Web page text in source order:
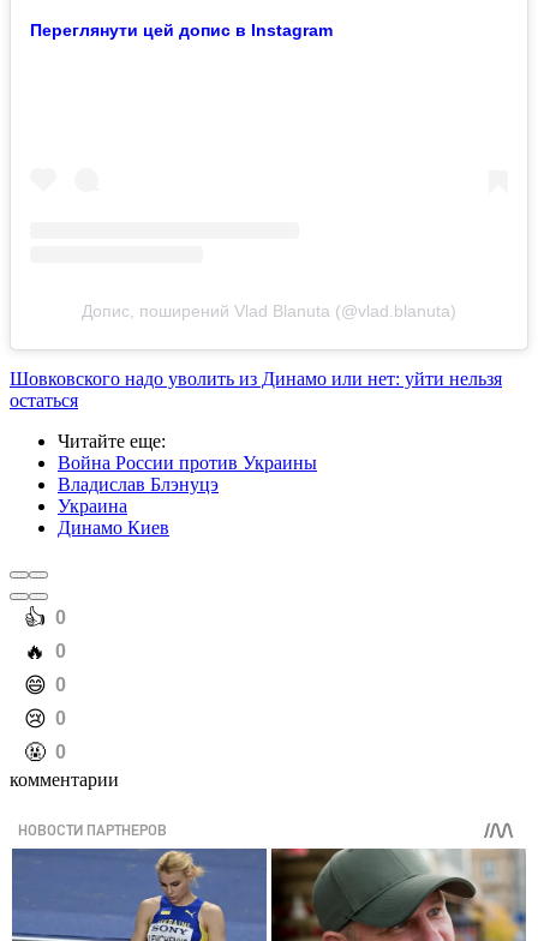
Переглянути цей допис в Instagram
Допис, поширений Vlad Blanuta (@vlad.blanuta)
Шовковского надо уволить из Динамо или нет: уйти нельзя
остаться
Читайте еще:
Война России против Украины
Владислав Блэнуцэ
Украина
Динамо Киев
️👍 0
️🔥 0
️😄 0
️😢 0
️🤬 0
комментарии